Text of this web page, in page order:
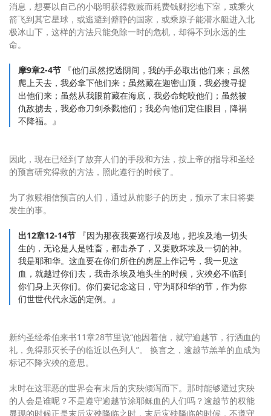
消息，想要以自己的小聪明获得救赎而耗费钱财挖地下室，或乘火
箭飞到其它星球，或逃避到僻静的国家，或乘原子能潜水艇进入北
极冰山下，这样的方法只能免除一时的危机，却得不到永远的生
命。
摩9章2-4节 『他们虽然挖透阴间，我的手必取出他们来；虽然
爬上天去，我必拿下他们来；虽然藏在迦密山顶，我必搜寻捉
出他们来；虽然从我眼前藏在海底，我必命蛇咬他们；虽然被
仇敌掳去，我必命刀剑杀戮他们；我必向他们定住眼目，降祸
不降福。』
因此，现在已经到了放弃人们的手段和方法，按上帝的指导和圣经
的预言研究得救的方法，照此遵行的时候了。
为了救赎相信预言的人们，通过从前影子的历史，预示了末日将要
发生的事。
出12章12-14节 『因为那夜我要巡行埃及地，把埃及地一切头
生的，无论是人是牲畜，都击杀了，又要败坏埃及一切的神。
我是耶和华。这血要在你们所住的房屋上作记号，我一见这
血，就越过你们去，我击杀埃及地头生的时候，灾殃必不临到
你们身上灭你们。你们要记念这日，守为耶和华的节，作为你
们世世代代永远的定例。』
新约圣经希伯来书11章28节里说“他因着信，就守逾越节，行洒血的
礼，免得那灭长子的临近以色列人”。 换言之，逾越节羔羊的血成为
标记不降灾殃的意思。
末时在这罪恶的世界会有末后的灾殃倾泻而下。那时能够避过灾殃
的人会是谁呢？不是遵守逾越节涂耶稣血的人们吗？逾越节的权能
显现的时候正是末后灾殃降临之时，末后灾殃降临的时候，不遵守